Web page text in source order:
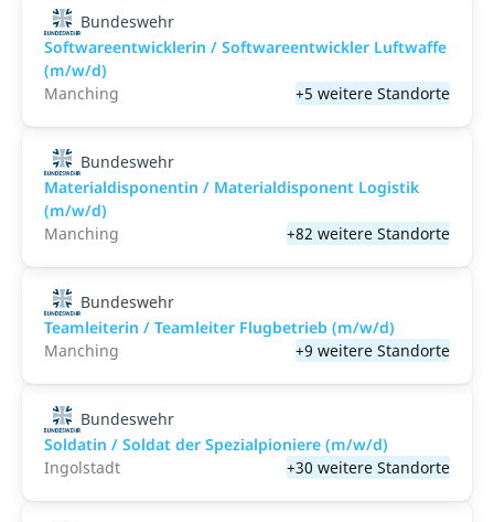
Bundeswehr
Softwareentwicklerin / Softwareentwickler Luftwaffe
(m/w/d)
Manching
+5 weitere Standorte
Bundeswehr
Materialdisponentin / Materialdisponent Logistik
(m/w/d)
Manching
+82 weitere Standorte
Bundeswehr
Teamleiterin / Teamleiter Flugbetrieb (m/w/d)
Manching
+9 weitere Standorte
Bundeswehr
Soldatin / Soldat der Spezialpioniere (m/w/d)
Ingolstadt
+30 weitere Standorte